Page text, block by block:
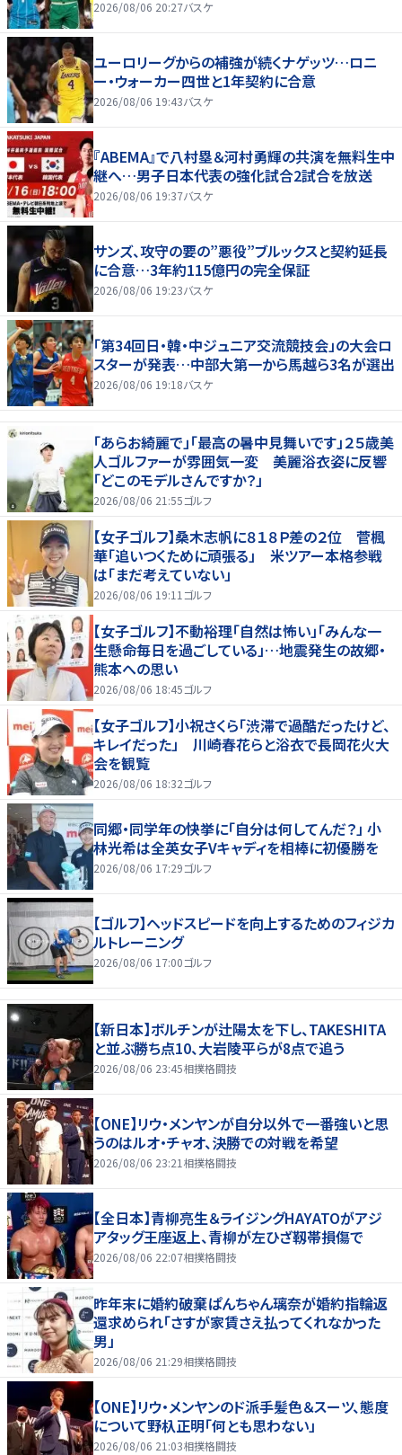
2026/08/06 20:27バスケ
ユーロリーグからの補強が続くナゲッツ…ロニ
ー・ウォーカー四世と1年契約に合意
2026/08/06 19:43バスケ
『ABEMA』で八村塁＆河村勇輝の共演を無料生中
継へ…男子日本代表の強化試合2試合を放送
2026/08/06 19:37バスケ
サンズ、攻守の要の”悪役”ブルックスと契約延長
に合意…3年約115億円の完全保証
2026/08/06 19:23バスケ
「第34回日・韓・中ジュニア交流競技会」の大会ロ
スターが発表…中部大第一から馬越ら3名が選出
2026/08/06 19:18バスケ
「あらお綺麗で」「最高の暑中見舞いです」２５歳美
人ゴルファーが雰囲気一変 美麗浴衣姿に反響
「どこのモデルさんですか？」
2026/08/06 21:55ゴルフ
【女子ゴルフ】桑木志帆に８１８Ｐ差の２位 菅楓
華「追いつくために頑張る」 米ツアー本格参戦
は「まだ考えていない」
2026/08/06 19:11 ゴルフ
【女子ゴルフ】不動裕理「自然は怖い」「みんな一
生懸命毎日を過ごしている」…地震発生の故郷・
熊本への思い
2026/08/06 18:45ゴルフ
【女子ゴルフ】小祝さくら「渋滞で過酷だったけど、
キレイだった」 川崎春花らと浴衣で長岡花火大
会を観覧
2026/08/06 18:32ゴルフ
同郷・同学年の快挙に「自分は何してんだ？」 小
林光希は全英女子Vキャディを相棒に初優勝を
2026/08/06 17:29ゴルフ
【ゴルフ】ヘッドスピードを向上するためのフィジカ
ルトレーニング
2026/08/06 17:00ゴルフ
【新日本】ボルチンが辻陽太を下し、TAKESHITA
と並ぶ勝ち点10、大岩陵平らが8点で追う
2026/08/06 23:45相撲格闘技
【ONE】リウ・メンヤンが自分以外で一番強いと思
うのはルオ・チャオ、決勝での対戦を希望
2026/08/06 23:21 相撲格闘技
【全日本】青柳亮生＆ライジングHAYATOがアジ
アタッグ王座返上、青柳が左ひざ靱帯損傷で
2026/08/06 22:07相撲格闘技
昨年末に婚約破棄ぱんちゃん璃奈が婚約指輪返
還求められ「さすが家賃さえ払ってくれなかった
男」
2026/08/06 21:29相撲格闘技
【ONE】リウ・メンヤンのド派手髪色＆スーツ、態度
について野杁正明「何とも思わない」
2026/08/06 21:03相撲格闘技